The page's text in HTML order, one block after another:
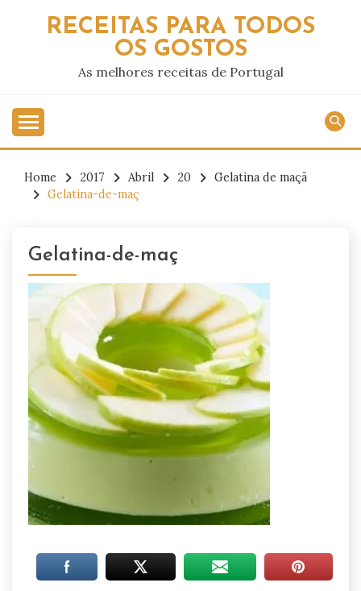
RECEITAS PARA TODOS
OS GOSTOS
As melhores receitas de Portugal
Home 2017 Abril 20
Gelatina de maçã
Gelatina-de-maç
Gelatina-de-maç